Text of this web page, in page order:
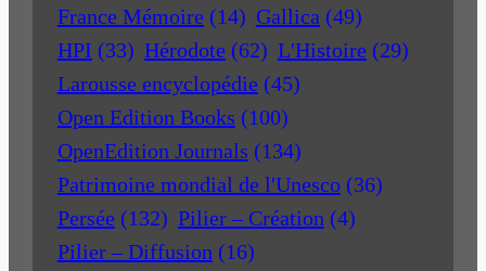
France Mémoire (14) Gallica (49)
HPI (33) Hérodote (62) L'Histoire (29)
Larousse encyclopédie (45)
Open Edition Books (100)
OpenEdition Journals (134)
Patrimoine mondial de l'Unesco (36)
Persée (132) Pilier – Création (4)
Pilier – Diffusion (16)